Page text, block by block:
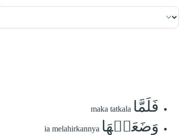
فَلَمَّا maka tatkala
وَضَعَتۡهَا ia melahirkannya